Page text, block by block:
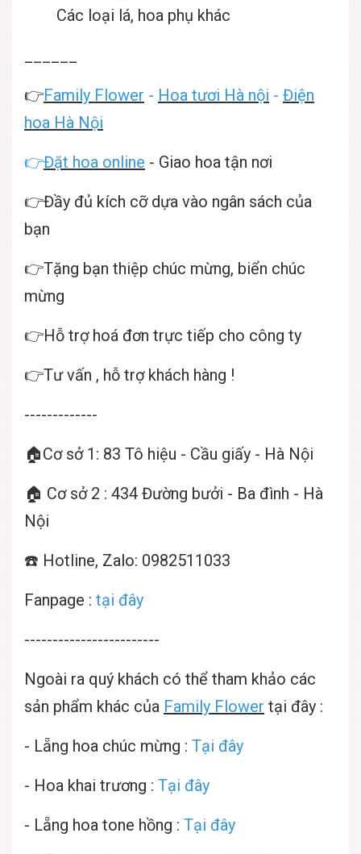
Các loại lá, hoa phụ khác
👉Family Flower - Hoa tươi Hà nội - Điện
hoa Hà Nội
👉Đặt hoa online - Giao hoa tận nơi
👉Đầy đủ kích cỡ dựa vào ngân sách của
bạn
👉Tặng bạn thiệp chúc mừng, biển chúc
mừng
👉Hỗ trợ hoá đơn trực tiếp cho công ty
👉Tư vấn , hỗ trợ khách hàng !
-------------
🏠Cơ sở 1: 83 Tô hiệu - Cầu giấy - Hà Nội
🏠 Cơ sở 2 : 434 Đường bưởi - Ba đình - Hà
Nội
☎️ Hotline, Zalo: 0982511033
Fanpage : tại đây
------------------------
Ngoài ra quý khách có thể tham khảo các
sản phẩm khác của Family Flower tại đây :
- Lẵng hoa chúc mừng : Tại đây
- Hoa khai trương : Tại đây
- Lẵng hoa tone hồng : Tại đây